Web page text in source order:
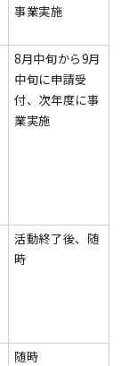
事業実施
8月中旬から9月
中旬に申請受
付、次年度に事
業実施
活動終了後、随
時
随時